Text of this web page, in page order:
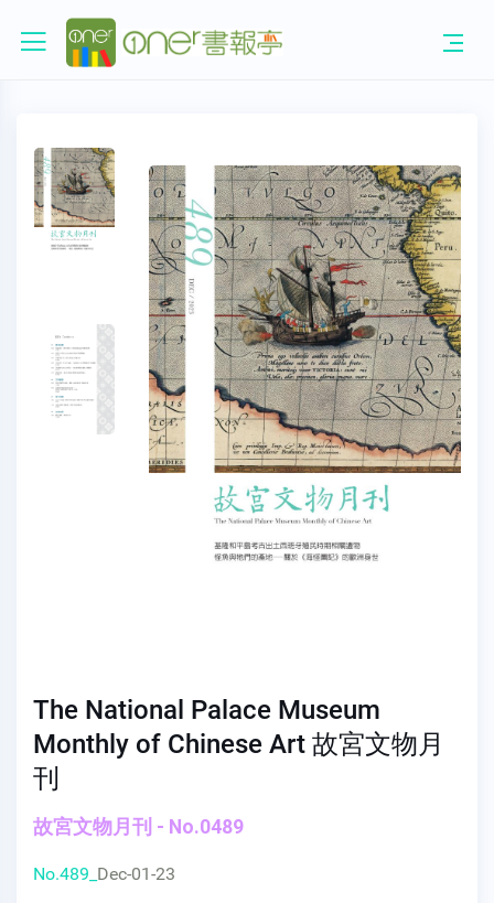
The National Palace Museum
Monthly of Chinese Art 故宮文物月
刊
故宮文物月刊 - No.0489
No.489_ Dec-01-23